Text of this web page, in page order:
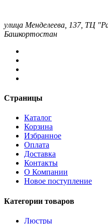
улица Менделеева, 137, ТЦ
Башкортостан
Страницы
Каталог
Корзина
Избранное
Оплата
Доставка
Контакты
О Компании
Новое поступление
Категории товаров
Люстры